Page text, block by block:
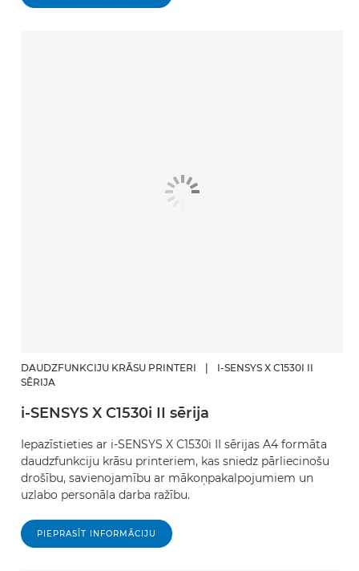
DAUDZFUNKCIJU KRĀSU PRINTERI
I-SENSYS X C1530I II
SĒRIJA
i-SENSYS X C1530i II sērija
Iepazīstieties ar i-SENSYS X C1530i II sērijas A4 formāta
daudzfunkciju krāsu printeriem, kas sniedz pārliecinošu
drošību, savienojamību ar mākoņpakalpojumiem un
uzlabo personāla darba ražību.
PIEPRASĪT INFORMĀCIJU